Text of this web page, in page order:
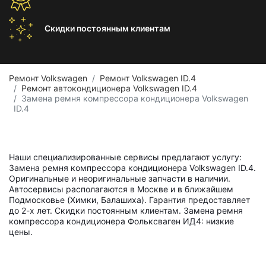
Скидки постоянным клиентам
Ремонт Volkswagen
Ремонт Volkswagen ID.4
Ремонт автокондиционера Volkswagen ID.4
Замена ремня компрессора кондиционера Volkswagen
ID.4
Наши специализированные сервисы предлагают услугу:
Замена ремня компрессора кондиционера Volkswagen ID.4.
Оригинальные и неоригинальные запчасти в наличии.
Автосервисы располагаются в Москве и в ближайшем
Подмосковье (Химки, Балашиха). Гарантия предоставляет
до 2-х лет. Скидки постоянным клиентам. Замена ремня
компрессора кондиционера Фольксваген ИД4: низкие
цены.